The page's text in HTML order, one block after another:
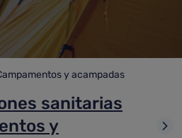
del camino de migas
y acampadas
y acampadas
sanitarias
y